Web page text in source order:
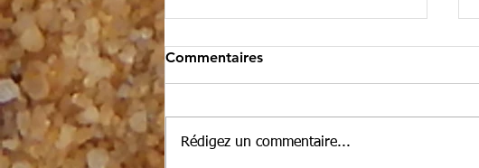
Commentaires
Rédigez un commentaire...